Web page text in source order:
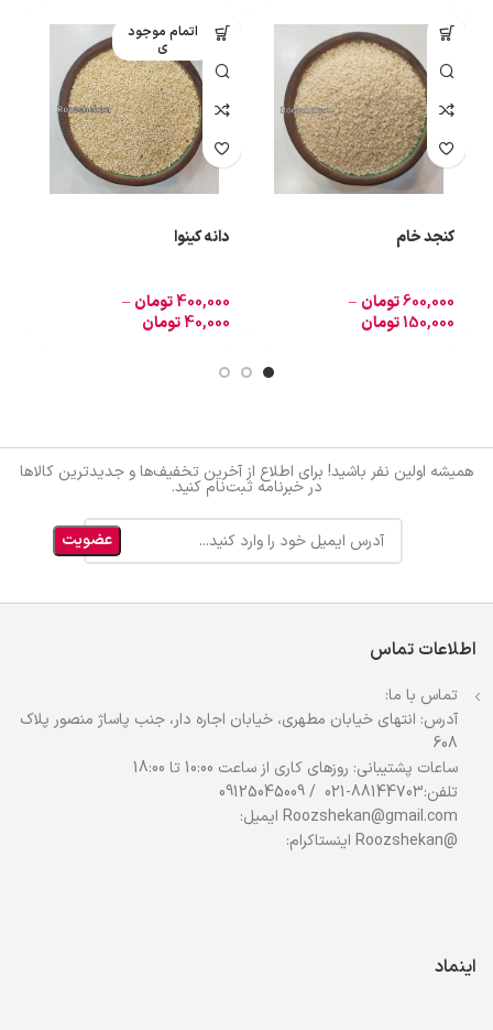
کنجد خام
600,000تومان –
150,000تومان
اتمام موجود
ی
دانه کینوا
400,000تومان –
40,000تومان
همیشه اولین نفر باشید! برای اطلاع از آخرین تخفیف‌ها و جدیدترین کالاها
در خبرنامه ثبت‌نام کنید.
اطلاعات تماس
تماس با ما:
آدرس: انتهای خیابان مطهری، خیابان اجاره دار، جنب پاساژ منصور پلاک
608
ساعات پشتیبانی: روزهای کاری از ساعت 10:00 تا 18:00
تلفن:88144703-021 / 09125045009
Roozshekan@gmail.com ایمیل:
@Roozshekan اینستاکرام:
اینماد